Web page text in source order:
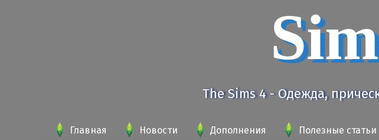
The Sims 4 - Одежда,
Главная Новости Дополнения Полезные статьи